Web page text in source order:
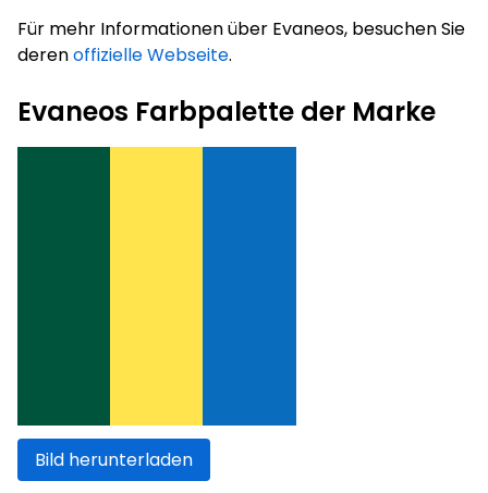
Für mehr Informationen über Evaneos, besuchen Sie
derenoffizielle Webseite.
Evaneos Farbpalette der Marke
Bild herunterladen